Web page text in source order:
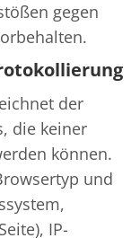
gegen
der
die keiner
können.
und
IP-